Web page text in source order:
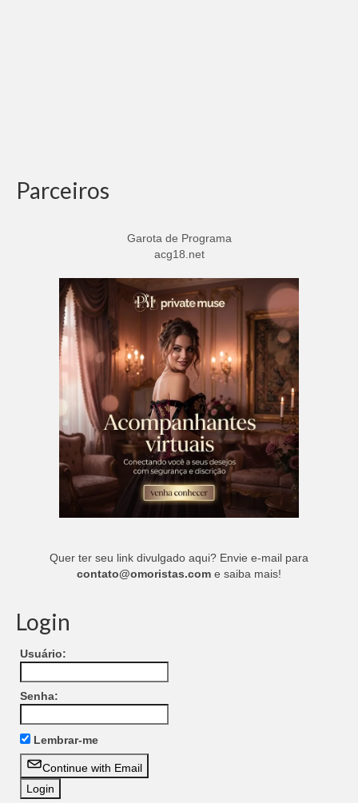
Parceiros
Garota de Programa
acg18.net
Quer ter seu link divulgado aqui? Envie e-mail para
contato@omoristas.com e saiba mais!
Login
Usuário:
Senha:
Lembrar-me
Continue with Email